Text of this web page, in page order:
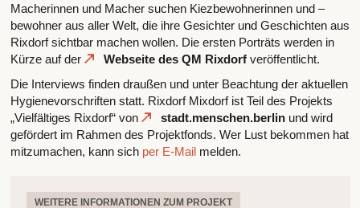
Macherinnen und Macher suchen Kiezbewohnerinnen und –
bewohner aus aller Welt, die ihre Gesichter und Geschichten aus
Rixdorf sichtbar machen wollen. Die ersten Porträts werden in
Kürze auf der
Webseite des QM Rixdorf veröffentlicht.
Die Interviews finden draußen und unter Beachtung der aktuellen
Hygienevorschriften statt. Rixdorf Mixdorf ist Teil des Projekts
„Vielfältiges Rixdorf“ von
stadt.menschen.berlin und wird
gefördert im Rahmen des Projektfonds. Wer Lust bekommen hat
mitzumachen, kann sich per E-Mailmelden.
WEITERE INFORMATIONEN ZUM PROJEKT